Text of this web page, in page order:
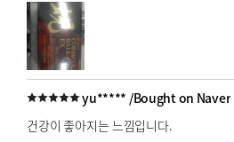
yu***** /Bought on Naver
건강이 좋아지는 느낌입니다.